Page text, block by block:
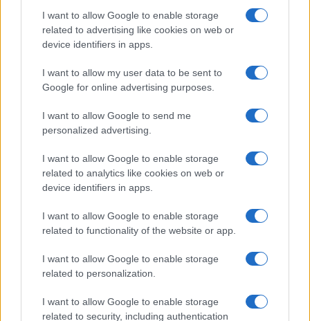
I want to allow Google to enable storage
related to advertising like cookies on web or
device identifiers in apps.
I want to allow my user data to be sent to
Google for online advertising purposes.
I want to allow Google to send me
personalized advertising.
I want to allow Google to enable storage
related to analytics like cookies on web or
device identifiers in apps.
I want to allow Google to enable storage
related to functionality of the website or app.
I want to allow Google to enable storage
related to personalization.
I want to allow Google to enable storage
related to security, including authentication
A jelentés szerint Kína szerepeltetése azt
mutatja, hogy Washington immár nem csupán
Iránt és Oroszországot tekinti problémás
szereplőnek ezen a téren, hanem egyre
nagyobb aggodalommal figyeli Peking
párhuzamokat és provokatív retorikát
használjon diplomáciai nyomásgyakorlás
céljából.
Vajda Tamás nyílt levele a
magyarországi zsidó közösségekhez
Nem hozták nyilvánosságra a
jelentést